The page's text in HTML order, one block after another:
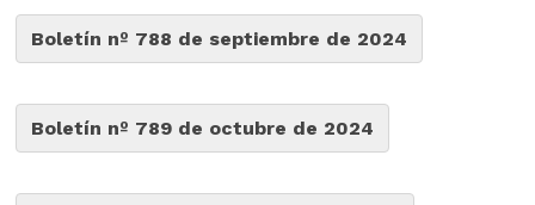
Boletín nº 788 de septiembre de 2024
Boletín nº 789 de octubre de 2024